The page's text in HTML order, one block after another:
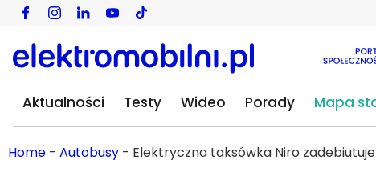
Aktualności Testy Wideo Porady Mapa
Home - Autobusy - Elektryczna taksówka Niro